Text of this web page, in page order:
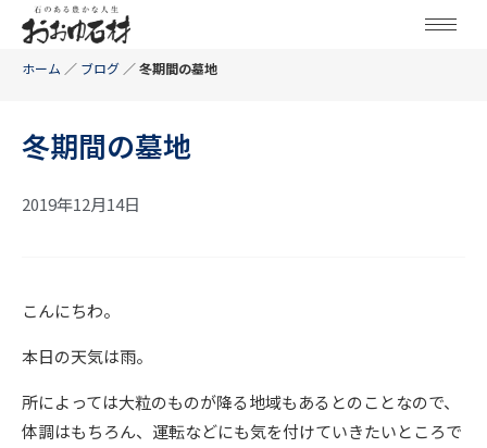
ホーム ／ ブログ ／冬期間の墓地
冬期間の墓地
2019年12月14日
こんにちわ。
本日の天気は雨。
所によっては大粒のものが降る地域もあるとのことなので、
体調はもちろん、運転などにも気を付けていきたいところで